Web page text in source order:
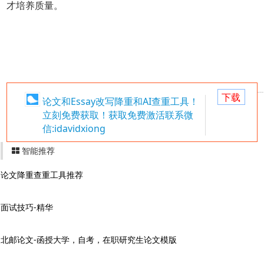
才培养质量。
论文和Essay改写降重和AI查重工具！
立刻免费获取！获取免费激活联系微
信:idavidxiong
下载
智能推荐
论文降重查重工具推荐
面试技巧-精华
北邮论文-函授大学，自考，在职研究生论文模版